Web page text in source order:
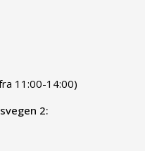
11:00-14:00)
2: